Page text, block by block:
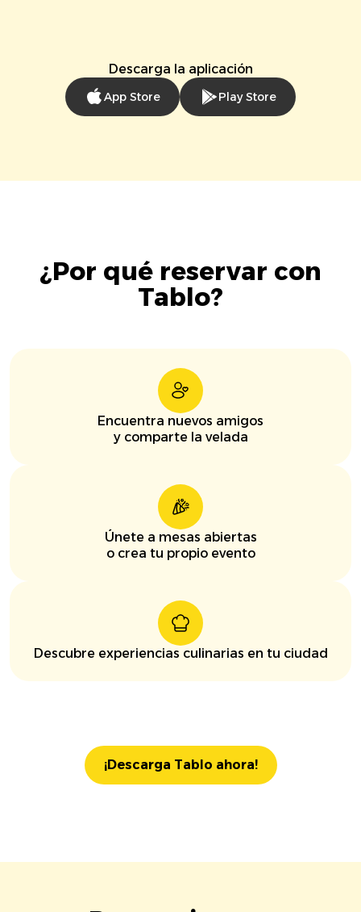
Descarga la aplicación
App Store Play Store
¿Por qué reservar con
Tablo?
Encuentra nuevos amigos
y comparte la velada
Únete a mesas abiertas
o crea tu propio evento
Descubre experiencias culinarias en tu ciudad
¡Descarga Tablo ahora!